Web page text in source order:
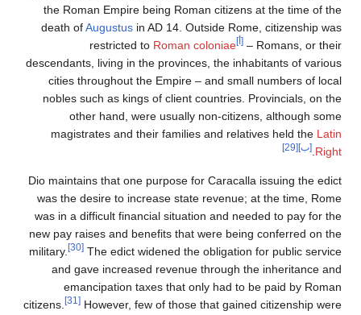
the Roman Empire being Roman citizens at the time of the
death ofAugustus in AD 14. Outside Rome, citizenship was
restricted to Roman coloniae[أ] – Romans, or their
descendants, living in the provinces, the inhabitants of various
cities throughout the Empire – and small numbers of local
nobles such as kings of client countries. Provincials, on the
other hand, were usually non-citizens, although some
magistrates and their families and relatives held the Latin
Right
.[ب] [29]
Dio maintains that one purpose for Caracalla issuing the edict
was the desire to increase state revenue; at the time, Rome
was in a difficult financial situation and needed to pay for the
new pay raises and benefits that were being conferred on the
military.
[30] The edict widened the obligation for public service
and gave increased revenue through the inheritance and
emancipation taxes that only had to be paid by Roman
citizens.
[31] However, few of those that gained citizenship were